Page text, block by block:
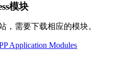
模块
，需要下载相应的模块。
Application Modules